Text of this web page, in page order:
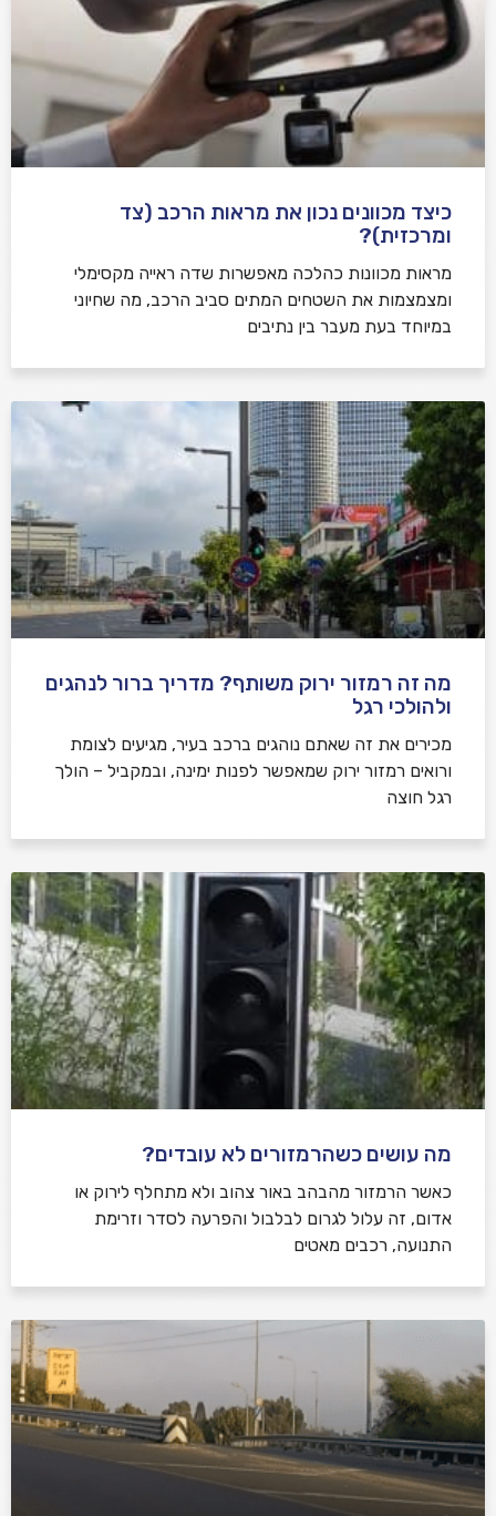
כיצד מכוונים נכון את מראות הרכב (צד
ומרכזית)?
מראות מכוונות כהלכה מאפשרות שדה ראייה מקסימלי
ומצמצמות את השטחים המתים סביב הרכב, מה שחיוני
במיוחד בעת מעבר בין נתיבים
מה זה רמזור ירוק משותף? מדריך ברור לנהגים
ולהולכי רגל
מכירים את זה שאתם נוהגים ברכב בעיר, מגיעים לצומת
ורואים רמזור ירוק שמאפשר לפנות ימינה, ובמקביל – הולך
רגל חוצה
מה עושים כשהרמזורים לא עובדים?
כאשר הרמזור מהבהב באור צהוב ולא מתחלף לירוק או
אדום, זה עלול לגרום לבלבול והפרעה לסדר וזרימת
התנועה, רכבים מאטים